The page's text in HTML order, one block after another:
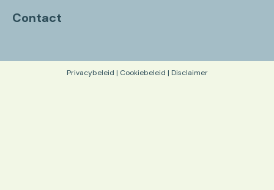
Contact
Privacybeleid | Cookiebeleid | Disclaimer